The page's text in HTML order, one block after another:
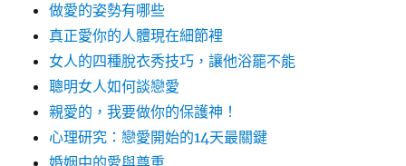
做愛的姿勢有哪些
真正愛你的人體現在細節裡
女人的四種脫衣秀技巧，讓他浴罷不能
聰明女人如何談戀愛
親愛的，我要做你的保護神！
心理研究：戀愛開始的14天最關鍵